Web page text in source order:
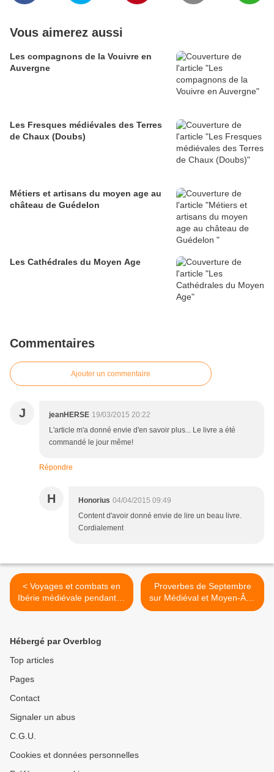
Vous aimerez aussi
Les compagnons de la Vouivre en
Auvergne
Les Fresques médiévales des Terres
de Chaux (Doubs)
Métiers et artisans du moyen age au
château de Guédelon
Les Cathédrales du Moyen Age
Commentaires
Ajouter un commentaire
J jeanHERSE 19/03/2015 20:22
L'article m'a donné envie d'en savoir plus... Le livre a été
commandé le jour même!
Répondre
H Honorius 04/04/2015 09:49
Content d'avoir donné envie de lire un beau livre.
Cordialement
< Voyages et combats en
Ibérie médiévale pendant la
Reconquista
Proverbes de Septembre
sur Médiéval et Moyen-Âge
>
Hébergé par Overblog
Top articles
Pages
Contact
Signaler un abus
C.G.U.
Cookies et données personnelles